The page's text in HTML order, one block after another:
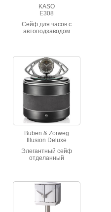
KASO
E308
Сейф для часов с
автоподзаводом
Buben & Zorweg
Illusion Deluxe
Элегантный сейф
отделанный
содержимое. Венчает
его 40 килограммовые
механические часы
«Objects of Time» на